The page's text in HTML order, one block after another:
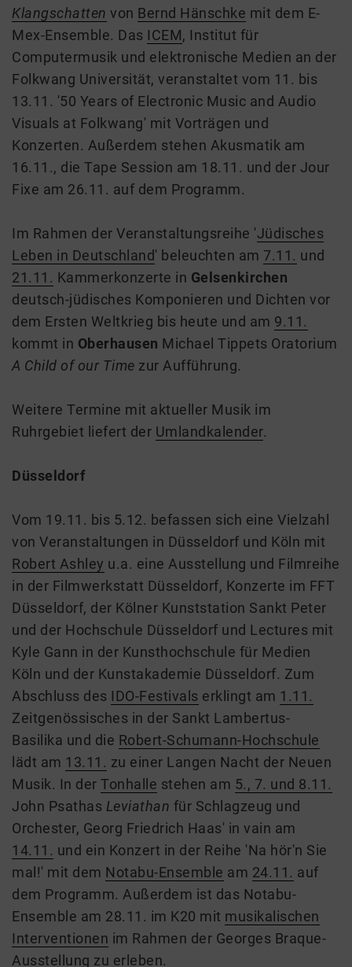
Klangschatten von Bernd Hänschke mit dem E-
Mex-Ensemble. Das ICEM, Institut für
Computermusik und elektronische Medien an der
Folkwang Universität, veranstaltet vom 11. bis
13.11. '50 Years of Electronic Music and Audio
Visuals at Folkwang' mit Vorträgen und
Konzerten. Außerdem stehen Akusmatik am
16.11., die Tape Session am 18.11. und der Jour
Fixe am 26.11. auf dem Programm.
Im Rahmen der Veranstaltungsreihe 'Jüdisches
Leben in Deutschland' beleuchten am 7.11. und
21.11. Kammerkonzerte in Gelsenkirchen
deutsch-jüdisches Komponieren und Dichten vor
dem Ersten Weltkrieg bis heute und am 9.11.
kommt in Oberhausen Michael Tippets Oratorium
A Child of our Time zur Aufführung.
Weitere Termine mit aktueller Musik im
Ruhrgebiet liefert der Umlandkalender.
Düsseldorf
Vom 19.11. bis 5.12. befassen sich eine Vielzahl
von Veranstaltungen in Düsseldorf und Köln mit
Robert Ashley u.a. eine Ausstellung und Filmreihe
in der Filmwerkstatt Düsseldorf, Konzerte im FFT
Düsseldorf, der Kölner Kunststation Sankt Peter
und der Hochschule Düsseldorf und Lectures mit
Kyle Gann in der Kunsthochschule für Medien
Köln und der Kunstakademie Düsseldorf. Zum
Abschluss des IDO-Festivals erklingt am 1.11.
Zeitgenössisches in der Sankt Lambertus-
Basilika und die Robert-Schumann-Hochschule
lädt am 13.11. zu einer Langen Nacht der Neuen
Musik. In der Tonhalle stehen am 5., 7. und 8.11.
John Psathas Leviathan für Schlagzeug und
Orchester, Georg Friedrich Haas' in vain am
14.11. und ein Konzert in der Reihe 'Na hör'n Sie
mal!' mit dem Notabu-Ensemble am 24.11. auf
dem Programm. Außerdem ist das Notabu-
Ensemble am 28.11. im K20 mit musikalischen
Interventionen im Rahmen der Georges Braque-
Ausstellung zu erleben.